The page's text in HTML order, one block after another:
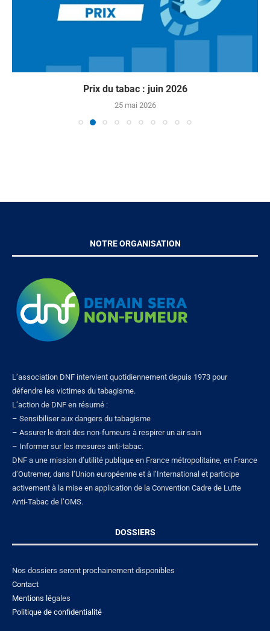
Prix du tabac : juin 2026
25 mai 2026
NOTRE ORGANISATION
L’association DNF intervient quotidiennement depuis 1973 pour
défendre les victimes du tabagisme.
L’action de DNF en résumé :
– Sensibiliser aux dangers du tabagisme
– Assurer le droit des non-fumeurs à respirer un air sain
– Informer sur les mesures anti-tabac.
DNF a une mission d’utilité publique en France métropolitaine, en France
d’Outremer, dans l’Union européenne et à l’International et participe
activement à la mise en application de la Convention Cadre de Lutte
Anti-Tabac de l’OMS.
DOSSIERS
Nos dossiers seront prochainement disponibles
Contact
Mentions légales
Politique de confidentialité